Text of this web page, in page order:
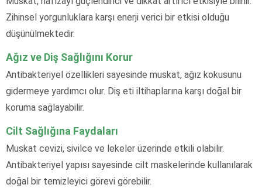
Zihinsel yorgunluklara karşı enerji verici bir etkisi olduğu
düşünülmektedir.
Ağız ve Diş Sağlığını Korur
Antibakteriyel özellikleri sayesinde muskat, ağız kokusunu
gidermeye yardımcı olur. Diş eti iltihaplarına karşı doğal bir
koruma sağlayabilir.
Cilt Sağlığına Faydaları
Muskat cevizi, sivilce ve lekeler üzerinde etkili olabilir.
Antibakteriyel yapısı sayesinde cilt maskelerinde kullanılarak
doğal bir temizleyici görevi görebilir.